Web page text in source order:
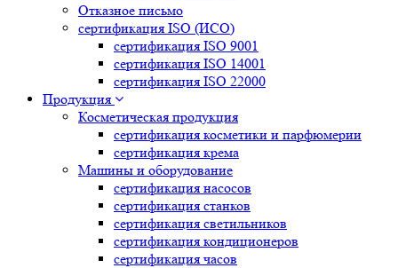
Отказное письмо
сертификация ISO (ИСО)
сертификация ISO 9001
сертификация ISO 14001
сертификация ISO 22000
Продукция
Косметическая продукция
сертификация косметики и парфюмерии
сертификация крема
Машины и оборудование
сертификация насосов
сертификация станков
сертификация светильников
сертификация кондиционеров
сертификация часов